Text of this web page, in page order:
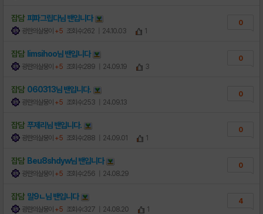
잡담 피파그립다님 밴입니다
광란의살뭉이 +5 조회수:262 | 24.10.03 1
0
잡담 limsihoo님 밴입니다
광란의살뭉이 +5 조회수:289 | 24.09.19 3
0
잡담 060313님 밴입니다.
광란의살뭉이 +5 조회수:253 | 24.09.13
0
잡담 푸제리님 밴입니다.
광란의살뭉이 +5 조회수:288 | 24.09.01 1
0
잡담 Beu8shdyw님 밴입니다
광란의살뭉이 +5 조회수:256 | 24.08.29
0
잡담 말9ㄴ님 밴입니다
광란의살뭉이 +5 조회수:327 | 24.08.20 1
4